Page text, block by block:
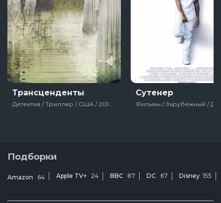
Трансценденты Сутенер
Подборки
Amazon 64 Apple TV+ 24 BBC 87 DC 67 Disney 155